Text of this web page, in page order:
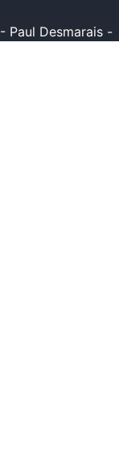
- Paul Desmarais -